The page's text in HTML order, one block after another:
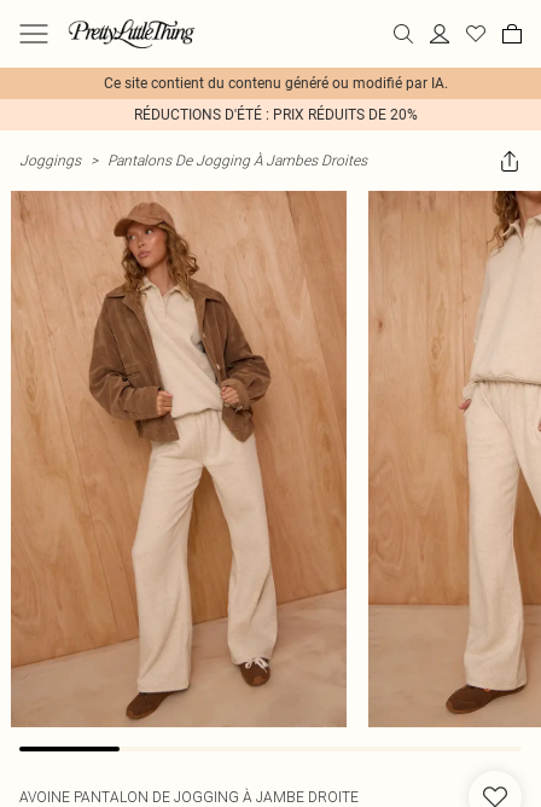
Ce site contient du contenu généré ou modifié par IA.
RÉDUCTIONS D'ÉTÉ : PRIX RÉDUITS DE 20%
Joggings > Pantalons De Jogging À Jambes Droites
AVOINE PANTALON DE JOGGING À JAMBE DROITE